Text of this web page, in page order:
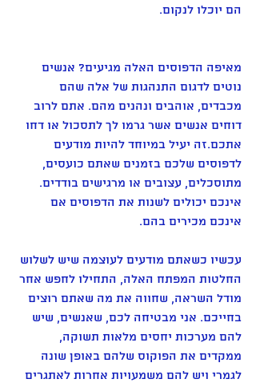
הם יוכלו לנקום.
מאיפה הדפוסים האלה מגיעים? אנשים
נוטים לדגום התנהגות של אלה שהם
מכבדים, אוהבים ונהנים מהם. אתם לרוב
דוחים אנשים אשר גרמו לך לתסכול או דחו
אתכם.זה יעיל במיוחד להיות מודעים
לדפוסים שלכם בזמנים שאתם כועסים,
מתוסכלים, עצובים או מרגישים בודדים.
אינכם יכולים לשנות את הדפוסים אם
אינכם מכירים בהם.
עכשיו כשאתם מודעים לעוצמה שיש לשלוש
החלטות המפתח האלה, התחילו לחפש אחר
מודל השראה, שחווה את מה שאתם רוצים
בחייכם. אני מבטיחה לכם, שאנשים, שיש
להם מערכות יחסים מלאות תשוקה,
ממקדים את הפוקוס שלהם באופן שונה
לגמרי ויש להם משמעויות אחרות לאתגרים